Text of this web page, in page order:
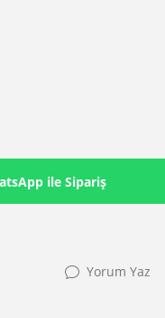
ile Sipariş
Yorum Yaz